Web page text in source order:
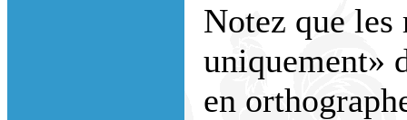
Notez que les
uniquement»
en